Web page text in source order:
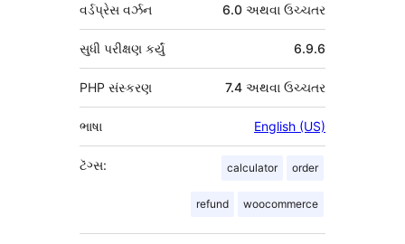
વર્ડપ્રેસ વર્ઝન 6.0 અથવા ઉચ્ચતર
6.9.6
સુધી પરીક્ષણ કર્યું
PHP સંસ્કરણ 7.4 અથવા ઉચ્ચતર
ભાષા English (US)
ટૅગ્સ: calculator order
refund woocommerce